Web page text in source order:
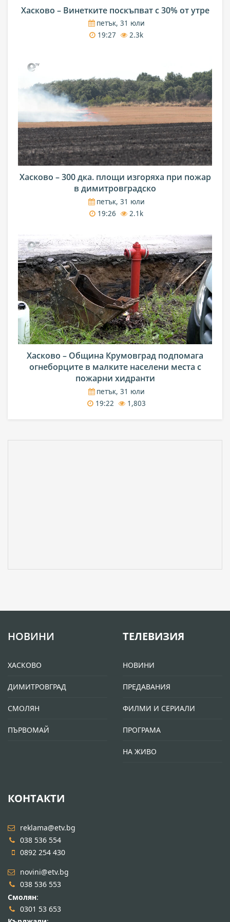
Хасково – Винетките поскъпват с 30% от утре
петък, 31 юли
19:27
2.3k
Хасково – 300 дка. площи изгоряха при пожар
в димитровградско
петък, 31 юли
19:26
2.1k
Хасково – Община Крумовград подпомага
огнеборците в малките населени места с
пожарни хидранти
петък, 31 юли
19:22
1,803
НОВИНИ
ХАСКОВО
ДИМИТРОВГРАД
СМОЛЯН
ПЪРВОМАЙ
ТЕЛЕВИЗИЯ
НОВИНИ
ПРЕДАВАНИЯ
ФИЛМИ И СЕРИАЛИ
ПРОГРАМА
НА ЖИВО
КОНТАКТИ
reklama@etv.bg
038 536 554
0892 254 430
novini@etv.bg
038 536 553
Смолян:
0301 53 653